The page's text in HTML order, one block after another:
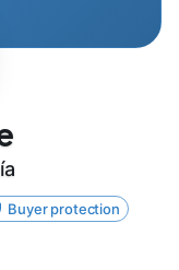
Buyer protection